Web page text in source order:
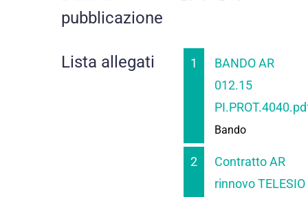
pubblicazione
Lista allegati 1
BANDO AR
012.15
Bando
2
Contratto AR
rinnovo TELESIO